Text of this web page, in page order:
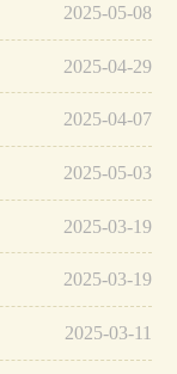
2025-05-08
2025-04-29
2025-04-07
2025-05-03
2025-03-19
2025-03-19
2025-03-11